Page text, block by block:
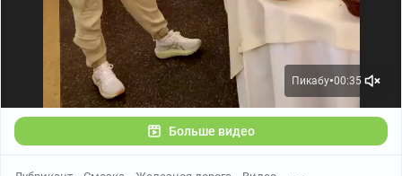
Пикабу●00:35
Больше видео